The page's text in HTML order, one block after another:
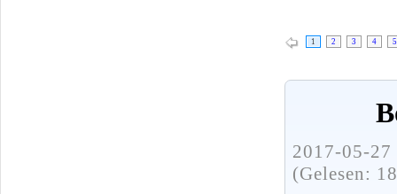
1 2 3 4 5
2017-05-
(Gelesen: